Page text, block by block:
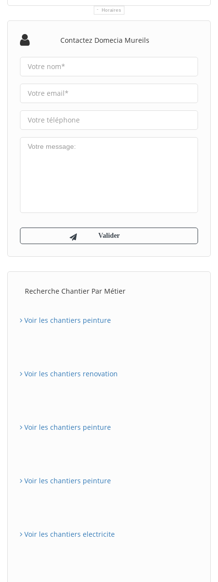
Horaires
Contactez Domecia Mureils
Recherche Chantier Par Métier
Voir les chantiers peinture
Voir les chantiers renovation
Voir les chantiers peinture
Voir les chantiers peinture
Voir les chantiers electricite